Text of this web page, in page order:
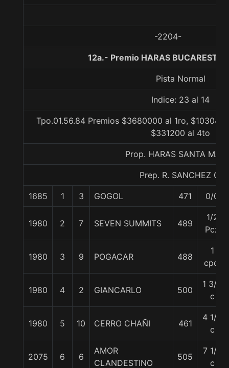
-2204-
12a.- Premio HARAS BUCAREST,
Pista Normal
Indice: 23 al 14
Tpo.01.56.84 Premios $3680000 al 1ro,
$331200 al 4to
Prop. HARAS SANTA
Prep. R. SANCHEZ Q.
1685 1 3 GOGOL 471 0/0
1980 2 7 SEVEN SUMMITS 489
1/2
Pcz
1980 3 9 POGACAR 488
1
cpo.
1980 4 2 GIANCARLO 500
1 3/4
c
1980 5 10 CERRO CHAÑI 461
4 1/4
c
2075 6 6
AMOR
CLANDESTINO
505
7 1/4
c